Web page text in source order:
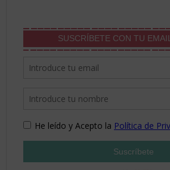
SUSCRÍBETE CON TU EMAIL